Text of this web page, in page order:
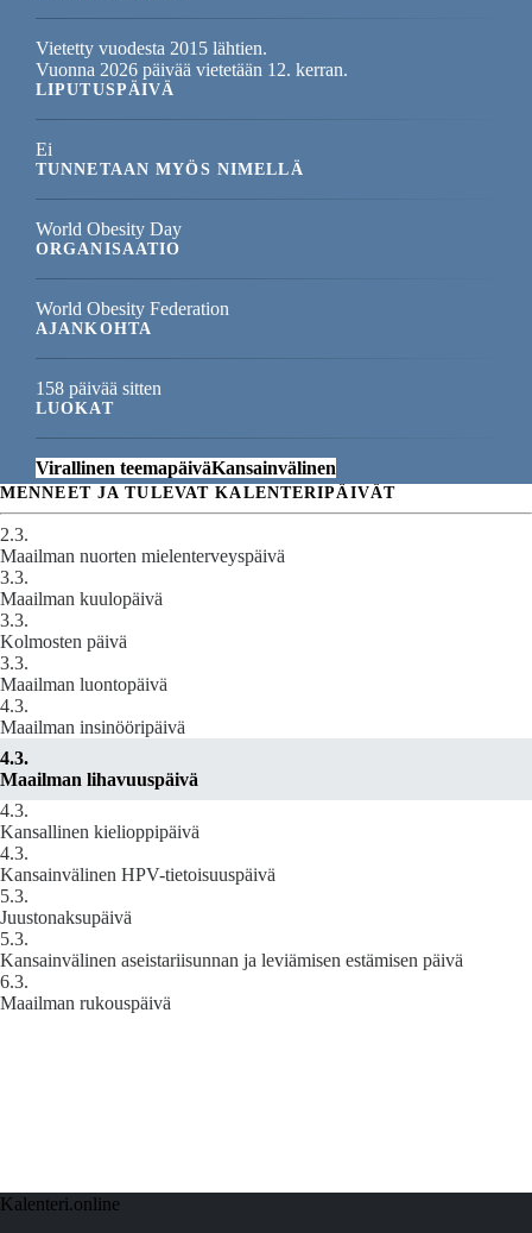
Vietetty vuodesta 2015 lähtien.
Vuonna 2026 päivää vietetään 12. kerran.
LIPUTUSPÄIVÄ
Ei
TUNNETAAN MYÖS NIMELLÄ
World Obesity Day
ORGANISAATIO
World Obesity Federation
AJANKOHTA
158 päivää sitten
LUOKAT
Virallinen teemapäiväKansainvälinen
MENNEET JA TULEVAT KALENTERIPÄIVÄT
2.3.
Maailman nuorten mielenterveyspäivä
3.3.
Maailman kuulopäivä
3.3.
Kolmosten päivä
3.3.
Maailman luontopäivä
4.3.
Maailman insinööripäivä
4.3.
Maailman lihavuuspäivä
4.3.
Kansallinen kielioppipäivä
4.3.
Kansainvälinen HPV-tietoisuuspäivä
5.3.
Juustonaksupäivä
5.3.
Kansainvälinen aseistariisunnan ja leviämisen estämisen päivä
6.3.
Maailman rukouspäivä
Kalenteri.online